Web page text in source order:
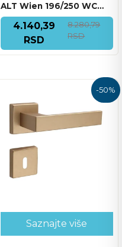
ALT Wien 196/250 WC
F.04 HROM SJAJ
4.140,39
RSD
8.280,79
RSD
-50%
Saznajte više